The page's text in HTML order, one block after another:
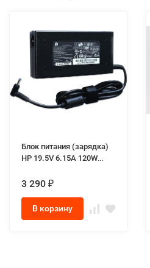
Блок питания (зарядка)
HP 19.5V 6.15A 120W
3 290 ₽
В корзину